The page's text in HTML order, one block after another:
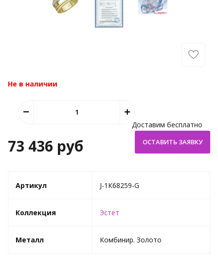
Не в наличии
73 436 руб
Доставим бесплатно
Артикул J-1К68259-G
Коллекция Эстет
Металл Комбинир. Золото